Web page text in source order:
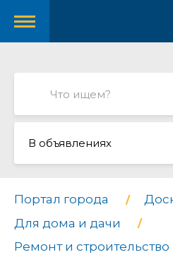
В объявлениях
Портал города
Для дома и дачи
Ремонт и строительство